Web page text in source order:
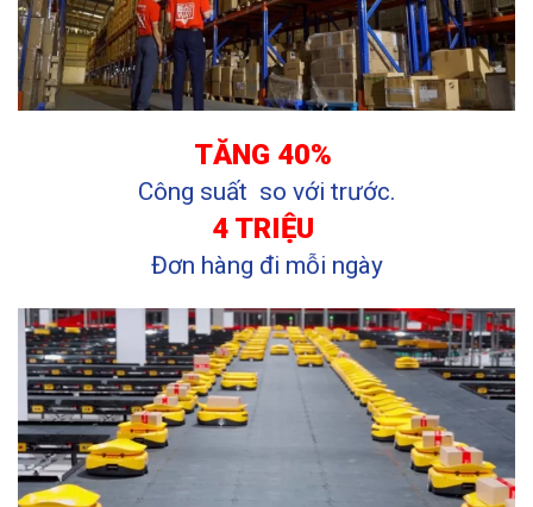
TĂNG 40%
Công suất so với trước.
4 TRIỆU
Đơn hàng đi mỗi ngày